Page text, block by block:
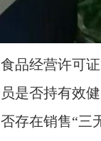
品经营许可
是否持有效
存在销售“